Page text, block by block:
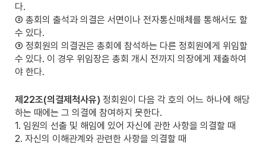
다.
② 총회의 출석과 의결은 서면이나 전자통신매체를 통해서도 할
수 있다.
③ 정회원의 의결권은 총회에 참석하는 다른 정회원에게 위임할
수 있다. 이 경우 위임장은 총회 개시 전까지 의장에게 제출하여
야 한다.
제22조(의결제척사유) 정회원이 다음 각 호의 어느 하나에 해당
하는 때에는 그 의결에 참여하지 못한다.
1. 임원의 선출 및 해임에 있어 자신에 관한 사항을 의결할 때
2. 자신의 이해관계와 관련한 사항을 의결할 때